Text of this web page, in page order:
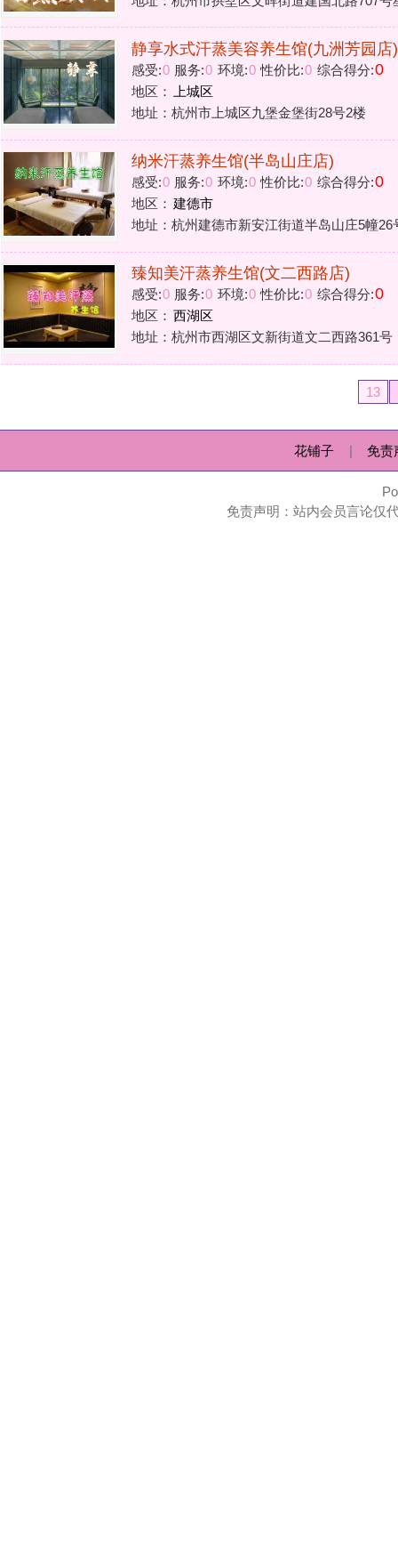
地区：西湖区
13 1 2 >
花铺子 | 免责声明 | 隐私政
Powered by
免责声明：站内会员言论仅代表个人观点，